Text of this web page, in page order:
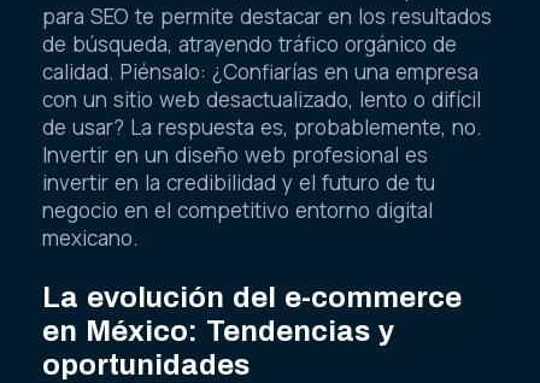
para SEO te permite destacar en los resultados
de búsqueda, atrayendo tráfico orgánico de
calidad. Piénsalo: ¿Confiarías en una empresa
con un sitio web desactualizado, lento o difícil
de usar? La respuesta es, probablemente, no.
Invertir en un diseño web profesional es
invertir en la credibilidad y el futuro de tu
negocio en el competitivo entorno digital
mexicano.
La evolución del e-commerce
en México: Tendencias y
oportunidades